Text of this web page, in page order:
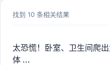
找到 10 条相关结果
太恐慌！卧室、卫生间爬
体 ...